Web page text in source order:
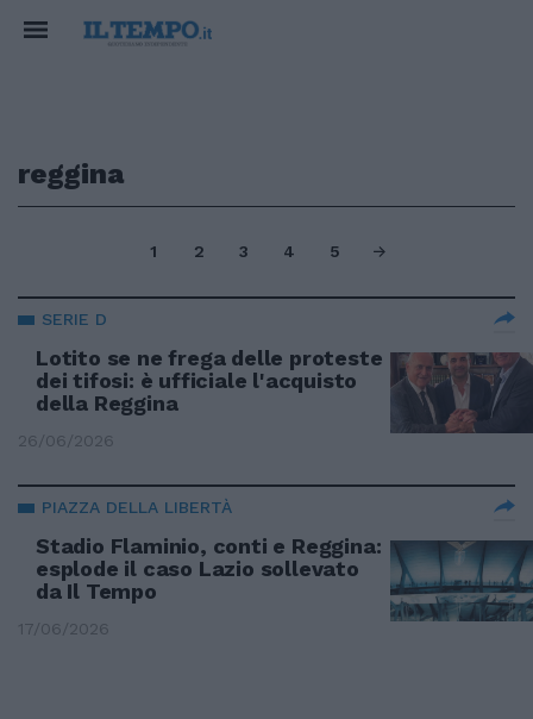
reggina
1 2 3 4 5
SERIE D
Lotito se ne frega delle proteste
dei tifosi: è ufficiale l'acquisto
della Reggina
26/06/2026
PIAZZA DELLA LIBERTÀ
Stadio Flaminio, conti e Reggina:
esplode il caso Lazio sollevato
da Il Tempo
17/06/2026